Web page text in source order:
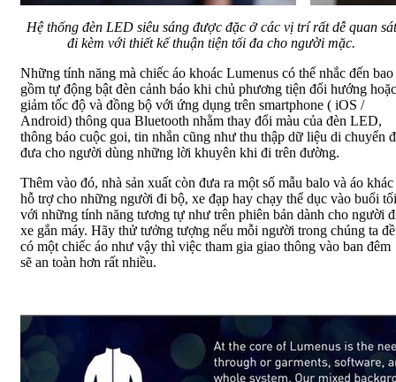
Hệ thống đèn LED siêu sáng được đặc ở các vị trí rất dễ quan sát
đi kèm với thiết kế thuận tiện tối đa cho người mặc.
Những tính năng mà chiếc áo khoác Lumenus có thể nhắc đến bao
gồm tự động bật đèn cảnh báo khi chủ phương tiện đổi hướng hoặc
giảm tốc độ và đồng bộ với ứng dụng trên smartphone ( iOS /
Android) thông qua Bluetooth nhằm thay đổi màu của đèn LED,
thông báo cuộc goi, tin nhắn cũng như thu thập dữ liệu di chuyển
đưa cho người dùng những lời khuyên khi đi trên đường.
Thêm vào đó, nhà sản xuất còn đưa ra một số mẫu balo và áo khác
hỗ trợ cho những người đi bộ, xe đạp hay chạy thể dục vào buổi tối
với những tính năng tương tự như trên phiên bản dành cho người
xe gắn máy. Hãy thử tưởng tượng nếu mỗi người trong chúng ta
có một chiếc áo như vậy thì việc tham gia giao thông vào ban đêm
sẽ an toàn hơn rất nhiều.